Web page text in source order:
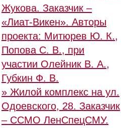
Жукова. Заказчик –
«Лиат-Викен». Авторы
проекта: Митюрев Ю. К.,
Попова С. В., при
участии Олейник В. А.,
Губкин Ф. В.
» Жилой комплекс на ул.
Одоевского, 28. Заказчик
– ССМО ЛенСпецСМУ.